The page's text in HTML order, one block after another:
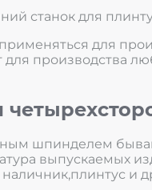
станок для
для
производства
шпинделем
выпускаемых
и